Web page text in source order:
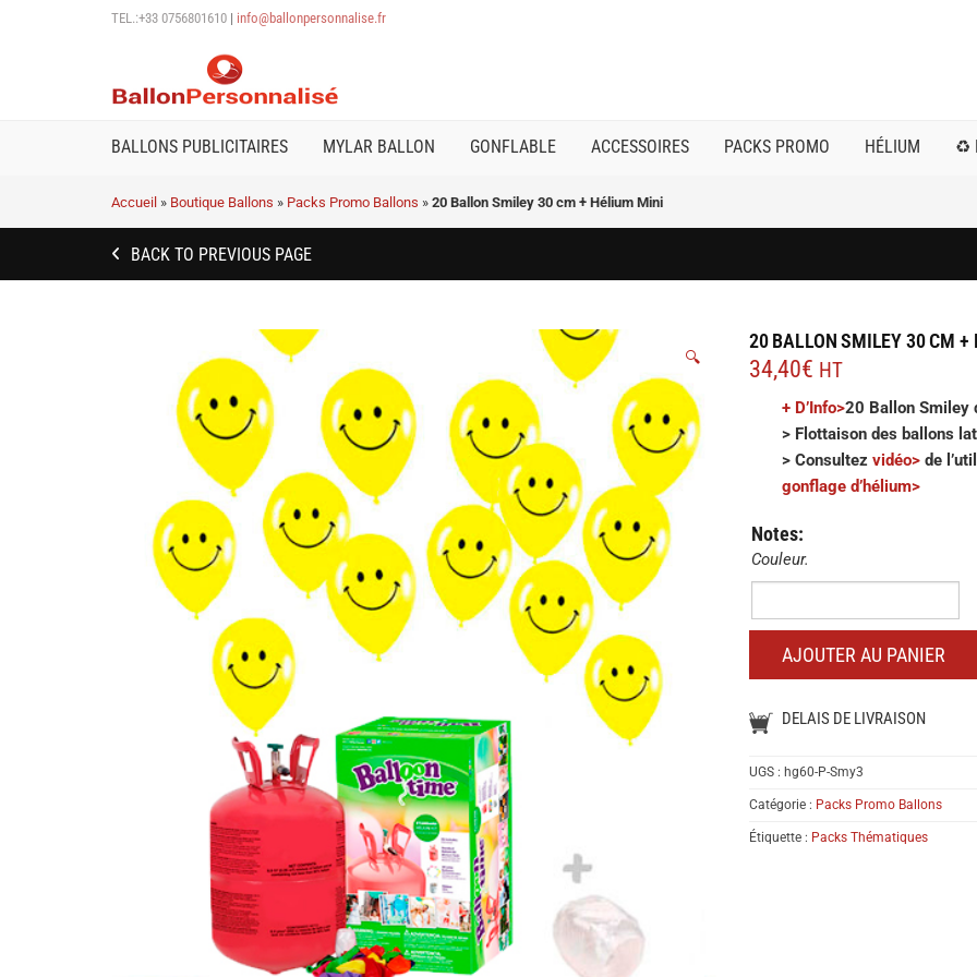
TEL.:+33 0756801610 | info@ballonpersonnalise.fr
BALLONS PUBLICITAIRES MYLAR BALLON GONFLABLE ACCESSOIRES PACKS PROMO HÉLIUM ♻️
Accueil » Boutique Ballons » Packs Promo Ballons » 20 Ballon Smiley 30 cm + Hélium Mini
BACK TO PREVIOUS PAGE
🔍
20 BALLON SMILEY 30 CM +
34,40€ HT
+ D’Info>20 Ballon Smiley
> Flottaison des ballons
> Consultez vidéo> de
gonflage d’hélium>
Notes:
Couleur.
AJOUTER AU PANIER
DELAIS DE LIVRAISON
UGS : hg60-P-Smy3
Catégorie : Packs Promo Ballons
Étiquette : Packs Thématiques